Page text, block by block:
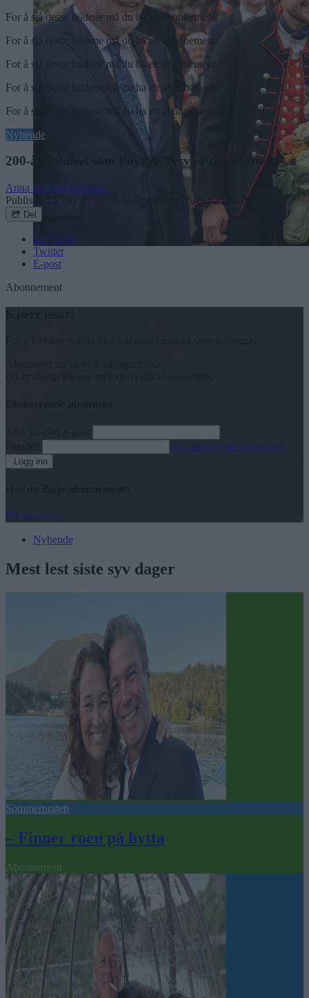
For å sjå desse bildene må du ha eit abonnement.
For å sjå desse bildene må du ha eit abonnement.
For å sjå desse bildene må du ha eit abonnement.
For å sjå desse bildene må du ha eit abonnement.
For å sjå desse bildene må du ha eit abonnement.
Nyhende
200-årsjubileet som knytter Tysvær til historien
Anna Silgjerd Monstad
Publisert
16. okt 25 kl. 07:53
Del
Facebook
Twitter
E-post
Abonnement
Har du gløymt passordet?
Logg inn
Bli abonnent
Nyhende
Mest lest siste syv dager
Sommerpraten
– Finner roen på hytta
Abonnement